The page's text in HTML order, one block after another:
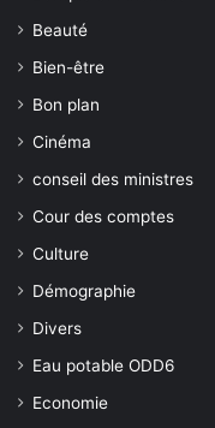
Beauté
Bien-être
Bon plan
Cinéma
conseil des ministres
Cour des comptes
Culture
Démographie
Divers
Eau potable ODD6
Economie